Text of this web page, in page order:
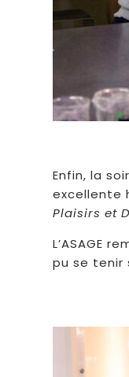
Enfin, la
excellente
Plaisirs et
L’ASAGE
pu se tenir